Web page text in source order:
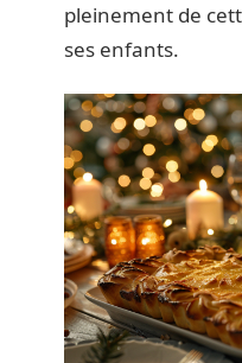
pleinement de
ses enfants.